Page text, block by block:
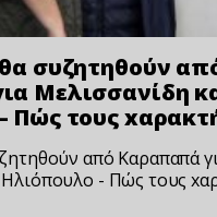
συζητηθούν
Μελισσανίδη
Πώς τους
από Καραπαπά
- Πώς τους